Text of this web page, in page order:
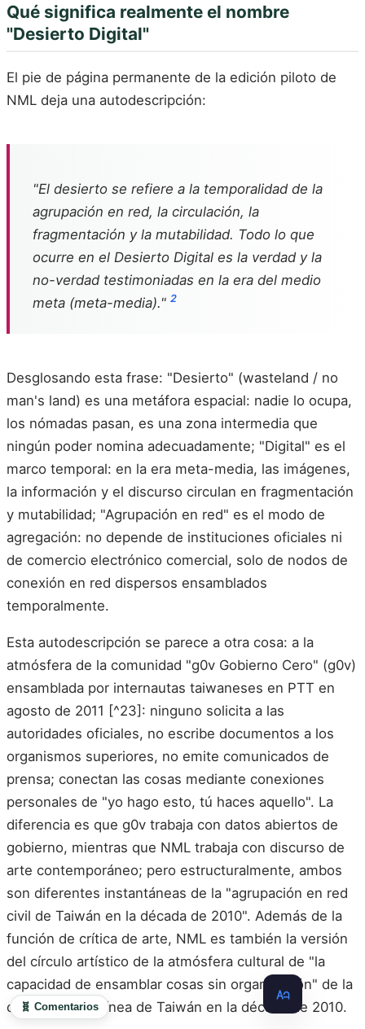
Qué significa realmente el nombre
"Desierto Digital"
El pie de página permanente de la edición piloto de
NML deja una autodescripción:
"El desierto se refiere a la temporalidad de la
agrupación en red, la circulación, la
fragmentación y la mutabilidad. Todo lo que
ocurre en el Desierto Digital es la verdad y la
no-verdad testimoniadas en la era del medio
meta (meta-media)." 2
Desglosando esta frase: "Desierto" (wasteland / no
man's land) es una metáfora espacial: nadie lo ocupa,
los nómadas pasan, es una zona intermedia que
ningún poder nomina adecuadamente; "Digital" es el
marco temporal: en la era meta-media, las imágenes,
la información y el discurso circulan en fragmentación
y mutabilidad; "Agrupación en red" es el modo de
agregación: no depende de instituciones oficiales ni
de comercio electrónico comercial, solo de nodos de
conexión en red dispersos ensamblados
temporalmente.
Esta autodescripción se parece a otra cosa: a la
atmósfera de la comunidad "g0v Gobierno Cero" (g0v)
ensamblada por internautas taiwaneses en PTT en
agosto de 2011 [^23]: ninguno solicita a las
autoridades oficiales, no escribe documentos a los
organismos superiores, no emite comunicados de
prensa; conectan las cosas mediante conexiones
personales de "yo hago esto, tú haces aquello". La
diferencia es que g0v trabaja con datos abiertos de
gobierno, mientras que NML trabaja con discurso de
arte contemporáneo; pero estructuralmente, ambos
son diferentes instantáneas de la "agrupación en red
civil de Taiwán en la década de 2010". Además de la
función de crítica de arte, NML es también la versión
del círculo artístico de la atmósfera cultural de "la
capacidad de ensamblar cosas sin organización" de la
comunidad en línea de Taiwán en la década de 2010.
🧬 Comentarios